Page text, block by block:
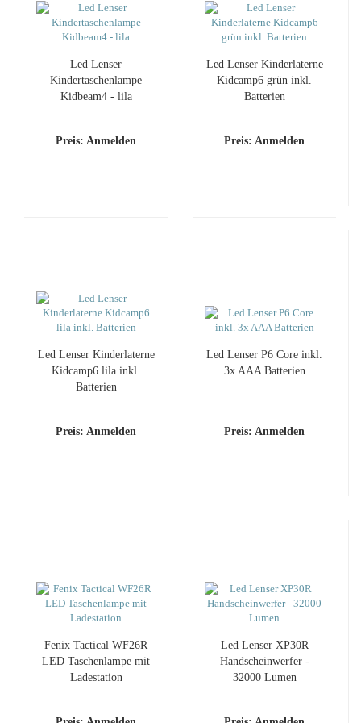
Led Lenser
Kindertaschenlampe
Kidbeam4 - lila
Preis: Anmelden
Led Lenser Kinderlaterne
Kidcamp6 grün inkl.
Batterien
Preis: Anmelden
Led Lenser Kinderlaterne
Kidcamp6 lila inkl.
Batterien
Preis: Anmelden
Led Lenser P6 Core inkl.
3x AAA Batterien
Preis: Anmelden
Fenix Tactical WF26R
LED Taschenlampe mit
Ladestation
Led Lenser XP30R
Handscheinwerfer -
32000 Lumen